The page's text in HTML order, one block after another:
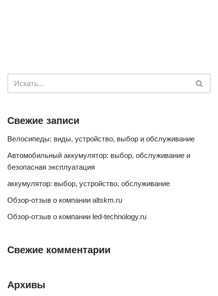
Свежие записи
Велосипеды: виды, устройство, выбор и обслуживание
Автомобильный аккумулятор: выбор, обслуживание и
безопасная эксплуатация
аккумулятор: выбор, устройство, обслуживание
Обзор-отзыв о компании altskm.ru
Обзор-отзыв о компании led-technology.ru
Свежие комментарии
Архивы